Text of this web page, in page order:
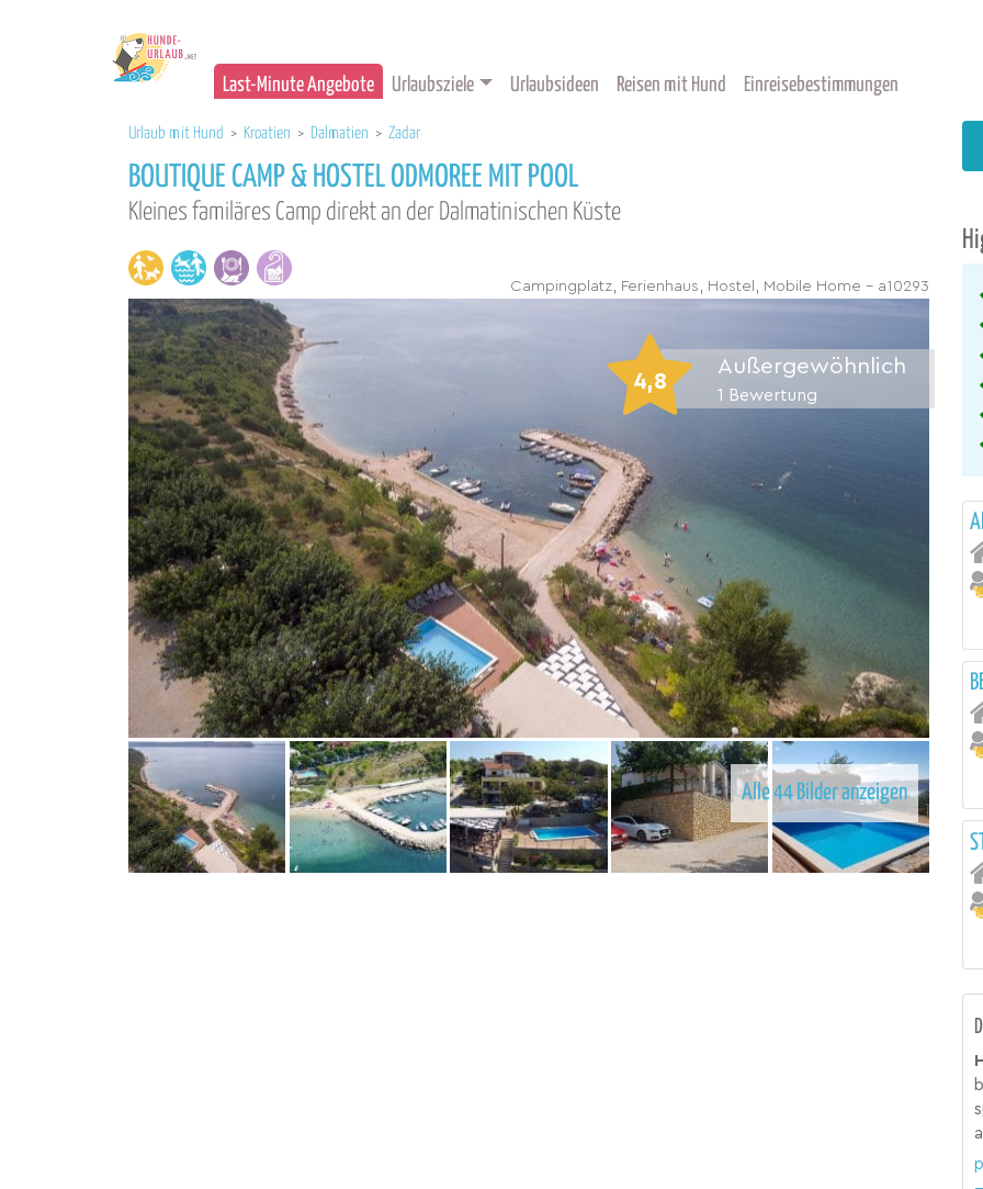
Last-Minute Angebote Urlaubsziele Urlaubsideen Reisen mit Hund Einreisebestimmungen
Urlaub mit Hund > Kroatien > Dalmatien > Zadar
BOUTIQUE CAMP & HOSTEL ODMOREE MIT POOL
Kleines familäres Camp direkt an der Dalmatinischen Küste
Campingplatz, Ferienhaus, Hostel, Mobile Home - a10293
Alle 44 Bilder anzeigen
4,8
Außergewöhnlich
1 Bewertung